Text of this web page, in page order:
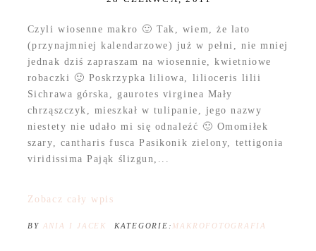
Czyli wiosenne makro 🙂 Tak, wiem, że lato
(przynajmniej kalendarzowe) już w pełni, nie mniej
jednak dziś zapraszam na wiosennie, kwietniowe
robaczki 🙂 Poskrzypka liliowa, lilioceris lilii
Sichrawa górska, gaurotes virginea Mały
chrząszczyk, mieszkał w tulipanie, jego nazwy
niestety nie udało mi się odnaleźć 🙂 Omomiłek
szary, cantharis fusca Pasikonik zielony, tettigonia
viridissima Pająk ślizgun,...
Zobacz cały wpis
BY ANIA I JACEK KATEGORIE: MAKROFOTOGRAFIA